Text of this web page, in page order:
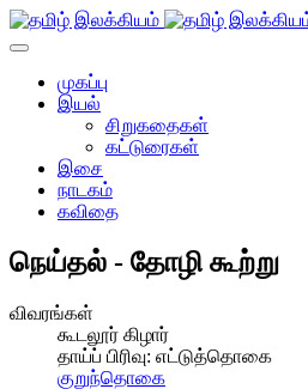
முகப்பு
இயல்
சிறுகதைகள்
கட்டுரைகள்
இசை
நாடகம்
கவிதை
நெய்தல் - தோழி கூற்று
விவரங்கள்
கூடலூர் கிழார்
தாய்ப் பிரிவு: எட்டுத்தொகை
குறுந்தொகை